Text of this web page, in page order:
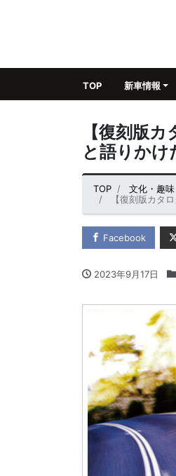
TOP 新車情報
【復刻版
と語りか
TOP 文化・趣味
【復刻版カタロ
Facebook
2023年9月17日